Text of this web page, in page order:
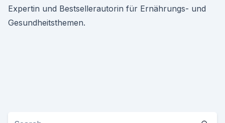
Expertin und Bestsellerautorin für Ernährungs- und
Gesundheitsthemen.